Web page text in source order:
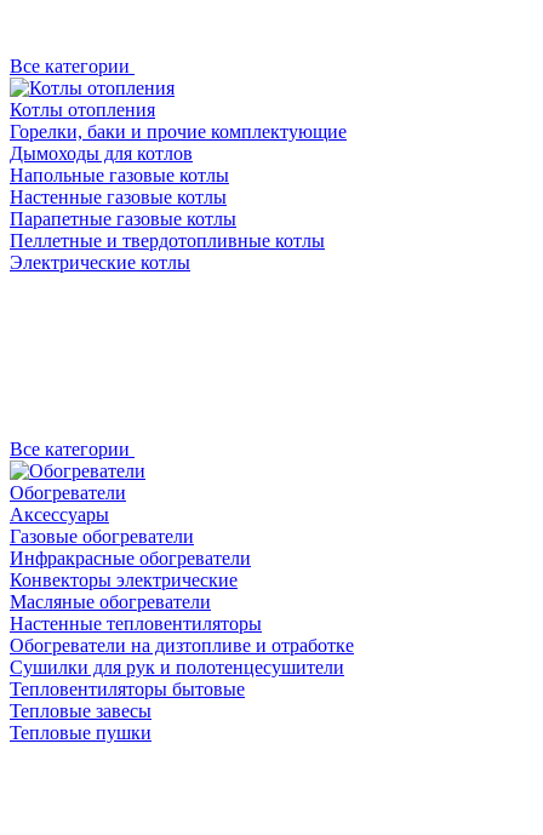
Все категории
Котлы отопления
Горелки, баки и прочие комплектующие
Дымоходы для котлов
Напольные газовые котлы
Настенные газовые котлы
Парапетные газовые котлы
Пеллетные и твердотопливные котлы
Электрические котлы
Все категории
Обогреватели
Аксессуары
Газовые обогреватели
Инфракрасные обогреватели
Конвекторы электрические
Масляные обогреватели
Настенные тепловентиляторы
Обогреватели на дизтопливе и отработке
Сушилки для рук и полотенцесушители
Тепловентиляторы бытовые
Тепловые завесы
Тепловые пушки